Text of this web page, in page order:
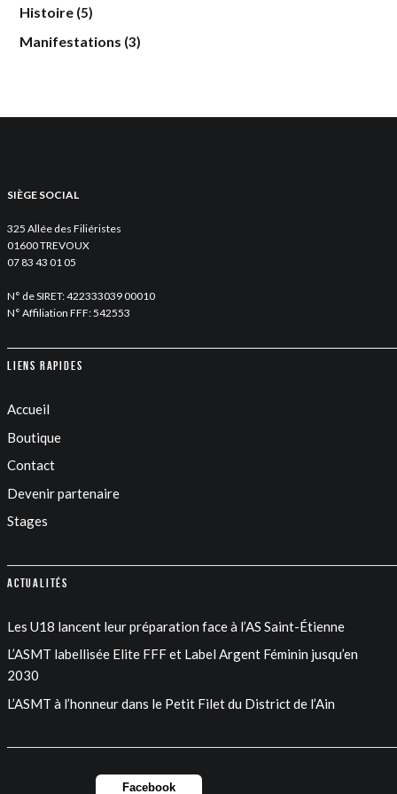
Histoire (5)
Manifestations (3)
SIÈGE SOCIAL
325 Allée des Filiéristes
01600 TREVOUX
07 83 43 01 05
N° de SIRET: 422333039 00010
N° Affiliation FFF: 542553
Liens rapides
Accueil
Boutique
Contact
Devenir partenaire
Stages
Actualités
Les U18 lancent leur préparation face à l’AS Saint-Étienne
L’ASMT labellisée Elite FFF et Label Argent Féminin jusqu’en
2030
L’ASMT à l’honneur dans le Petit Filet du District de l’Ain
Facebook